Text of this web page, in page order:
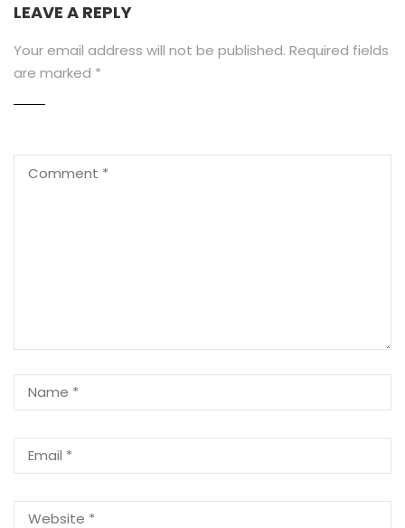
LEAVE A REPLY
Your email address will not be published. Required fields
are marked *